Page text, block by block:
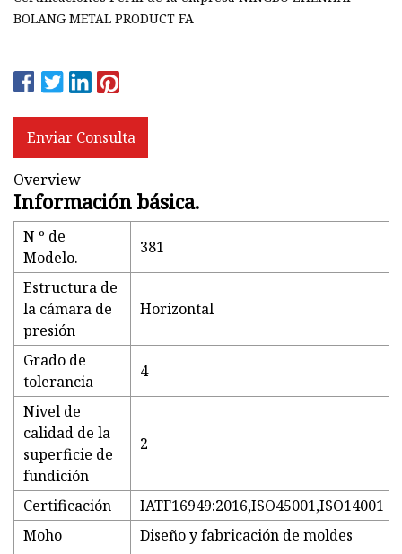
BOLANG METAL PRODUCT FA
Enviar Consulta
Overview
Información básica.
N º de
Modelo.
381
Estructura de
la cámara de
presión
Horizontal
Grado de
tolerancia
4
Nivel de
calidad de la
superficie de
fundición
2
Certificación
IATF16949:2016,ISO45001,ISO14001
Moho
Diseño y fabricación de moldes